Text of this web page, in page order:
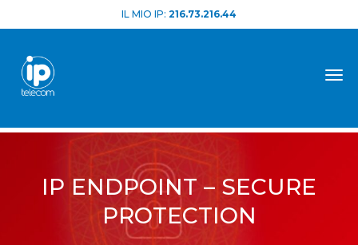
IL MIO IP: 216.73.216.44
IP ENDPOINT – SECURE
PROTECTION